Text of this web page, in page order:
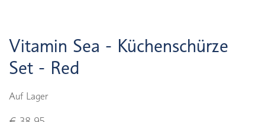
Vitamin Sea - Küchenschürze
Set - Red
Auf Lager